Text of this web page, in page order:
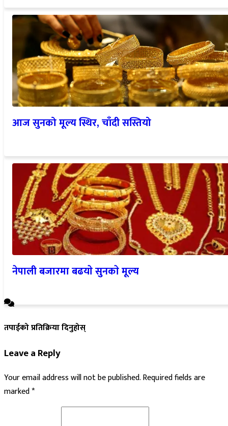
आज सुनको मूल्य स्थिर, चाँदी सस्तियो
नेपाली बजारमा बढयाे सुनकाे मूल्य
तपाईको प्रतिक्रिया दिनुहोस्
Leave a Reply
Your email address will not be published.Required fields are
marked*